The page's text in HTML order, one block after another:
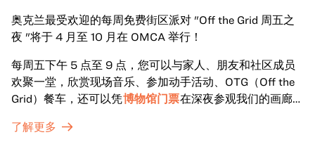
奥克兰最受欢迎的每周免费街区派对 "Off the Grid 周五之
夜 "将于 4 月至 10 月在 OMCA 举行！
每周五下午 5 点至 9 点，您可以与家人、朋友和社区成员
欢聚一堂，欣赏现场音乐、参加动手活动、OTG（Off the
Grid）餐车，还可以凭博物馆门票在深夜参观我们的画廊和
了解更多